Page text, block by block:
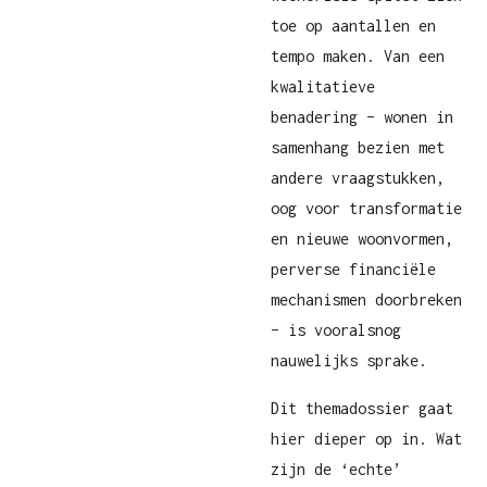
toe op aantallen en
tempo maken. Van een
kwalitatieve
benadering – wonen in
samenhang bezien met
andere vraagstukken,
oog voor transformatie
en nieuwe woonvormen,
perverse financiële
mechanismen doorbreken
– is vooralsnog
nauwelijks sprake.
Dit themadossier gaat
hier dieper op in. Wat
zijn de ‘echte’